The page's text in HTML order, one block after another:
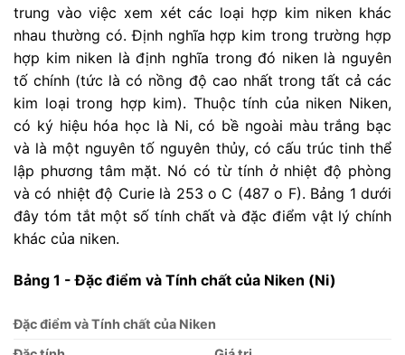
trung vào việc xem xét các loại hợp kim niken khác
nhau thường có. Định nghĩa hợp kim trong trường hợp
hợp kim niken là định nghĩa trong đó niken là nguyên
tố chính (tức là có nồng độ cao nhất trong tất cả các
kim loại trong hợp kim). Thuộc tính của niken Niken,
có ký hiệu hóa học là Ni, có bề ngoài màu trắng bạc
và là một nguyên tố nguyên thủy, có cấu trúc tinh thể
lập phương tâm mặt. Nó có từ tính ở nhiệt độ phòng
và có nhiệt độ Curie là 253 o C (487 o F). Bảng 1 dưới
đây tóm tắt một số tính chất và đặc điểm vật lý chính
khác của niken.
Bảng 1 - Đặc điểm và Tính chất của Niken (Ni)
Đặc điểm và Tính chất của Niken